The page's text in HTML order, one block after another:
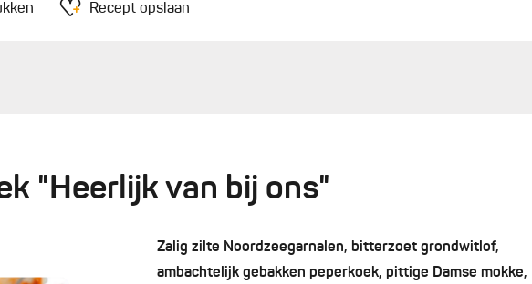
Recept opslaan
"Heerlijk van bij ons"
Zalig zilte Noordzeegarnalen, bitterzoet grondwitlof,
ambachtelijk gebakken peperkoek, pittige Damse mokke,